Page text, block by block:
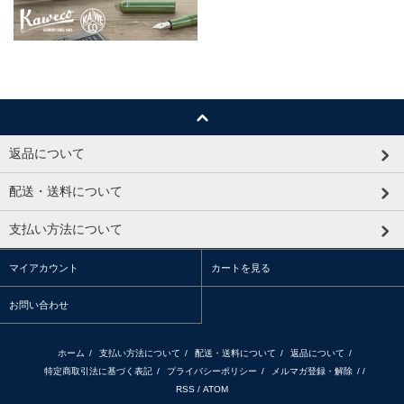
返品について
配送・送料について
支払い方法について
マイアカウント カートを見る
お問い合わせ
ホーム / 支払い方法について / 配送・送料について / 返品について /
特定商取引法に基づく表記 / プライバシーポリシー / メルマガ登録・解除 / /
RSS / ATOM